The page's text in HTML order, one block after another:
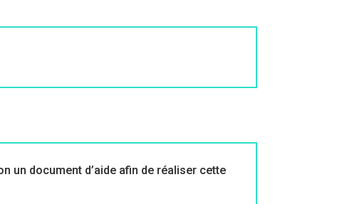
un document d’aide afin de réaliser cette